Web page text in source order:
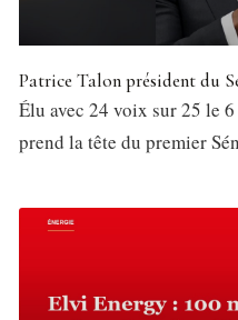
Patrice Talon président du
Élu avec 24 voix sur 25 le
prend la tête du premier